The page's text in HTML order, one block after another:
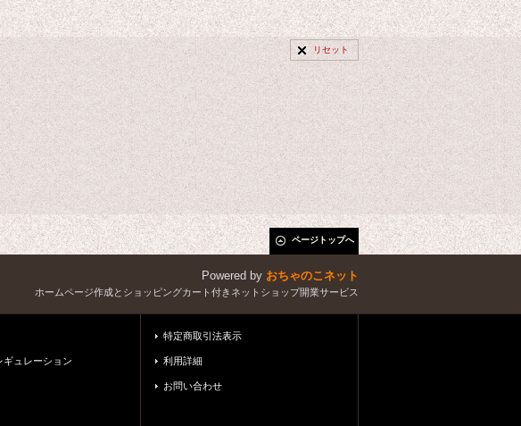
リセット
ページトップへ
Powered by おちゃのこネット
ホームページ作成とショッピングカート付きネットショップ開業サービス
ギュレーション
特定商取引法表示
利用詳細
お問い合わせ